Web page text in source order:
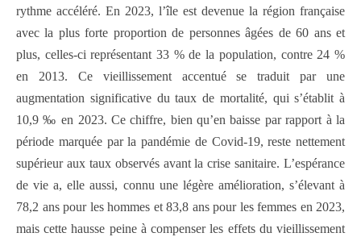
rythme accéléré. En 2023, l’île est devenue la région française
avec la plus forte proportion de personnes âgées de 60 ans et
plus, celles-ci représentant 33 % de la population, contre 24 %
en 2013. Ce vieillissement accentué se traduit par une
augmentation significative du taux de mortalité, qui s’établit à
10,9 ‰ en 2023. Ce chiffre, bien qu’en baisse par rapport à la
période marquée par la pandémie de Covid-19, reste nettement
supérieur aux taux observés avant la crise sanitaire. L’espérance
de vie a, elle aussi, connu une légère amélioration, s’élevant à
78,2 ans pour les hommes et 83,8 ans pour les femmes en 2023,
mais cette hausse peine à compenser les effets du vieillissement